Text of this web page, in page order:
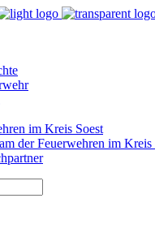
im Kreis Soest
der Feuerwehren im Kreis